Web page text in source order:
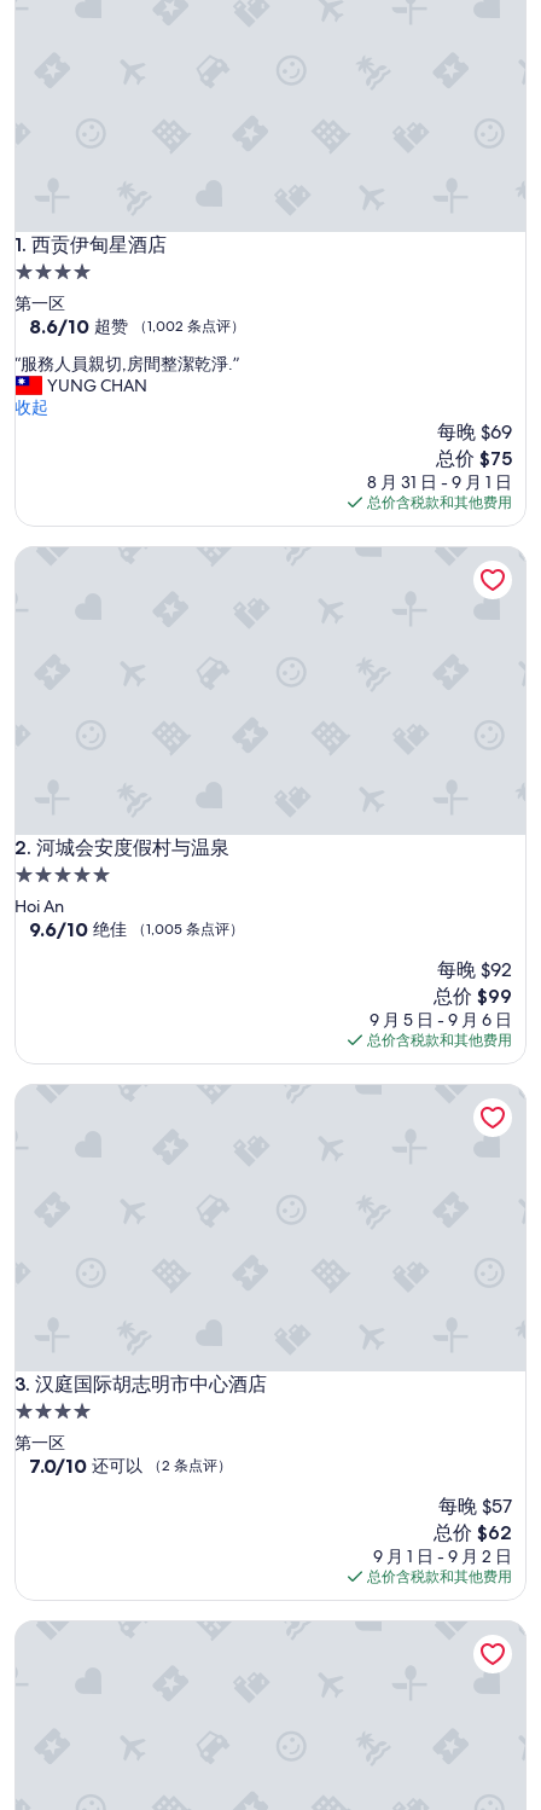
1. 西贡伊甸星酒店
西贡伊甸星酒店
4.0
星
住
宿
第一区
8.6
总
分
10，
点
评）
8.6/10 超赞 （1,002 条点评）
“
服
務
,
間
“服務人員親切,房間整潔乾淨.”
YUNG CHAN
收起
每晚 $69
新
价
格
$75
总价 $75
8 月 31 日 - 9 月 1 日
总价含税款和其他费用
2. 河城会安度假村与温泉
河城会安度假村与温泉
5.0
星
住
Hoi An
9.6
9.6/10 绝佳 （1,005 条点评）
每晚 $92
新
价
格
$99
总价 $99
9 月 5 日 - 9 月 6 日
总价含税款和其他费用
河城会安度假村与温泉
3. 汉庭国际胡志明市中心酒店
汉庭国际胡志明市中心酒店
4.0
星
住
第一区
7.0
可
以，
7.0/10 还可以 （2 条点评）
每晚 $57
新
价
格
$62
总价 $62
9 月 1 日 - 9 月 2 日
总价含税款和其他费用
汉庭国际胡志明市中心酒店
会安拉森塔精品酒店